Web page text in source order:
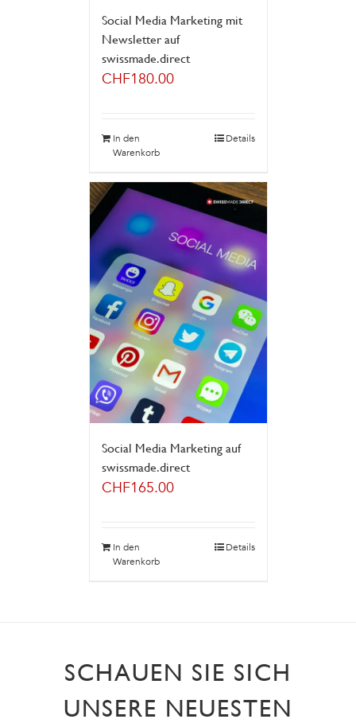
Social Media Marketing mit
Newsletter auf
swissmade.direct
CHF180.00
In den
Warenkorb
Details
Social Media Marketing auf
swissmade.direct
CHF165.00
In den
Warenkorb
Details
SCHAUEN SIE SICH
UNSERE NEUESTEN